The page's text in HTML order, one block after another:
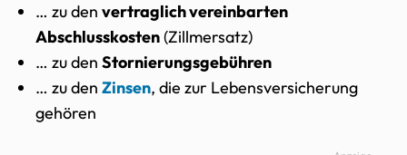
… zu den vertraglich vereinbarten
Abschlusskosten(Zillmersatz)
… zu den Stornierungsgebühren
… zu den Zinsen, die zur Lebensversicherung
gehören